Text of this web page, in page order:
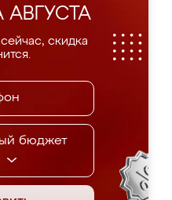
скидка
бюджет